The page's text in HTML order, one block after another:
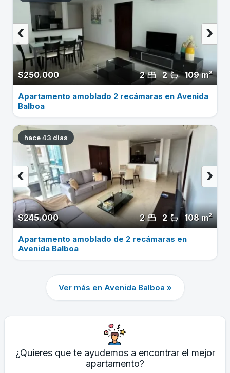
$250.000 109 m²
2
2
›
‹
Apartamento amoblado 2 recámaras en Avenida
Balboa
hace 43 dias
$245.000 108 m²
2
2
›
‹
Apartamento amoblado de 2 recámaras en
Avenida Balboa
Ver más en Avenida Balboa »
¿Quieres que te ayudemos a encontrar el mejor
apartamento?